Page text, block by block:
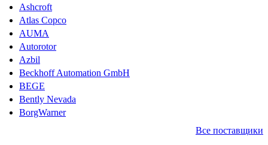
Ashcroft
Atlas Copco
AUMA
Autorotor
Azbil
Beckhoff Automation GmbH
BEGE
Bently Nevada
BorgWarner
Все поставщики